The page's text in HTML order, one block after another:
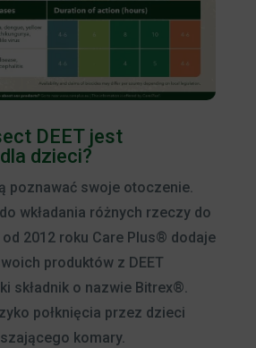
DEET jest
dzieci?
poznawać swoje otoczenie.
wkładania różnych rzeczy do
2012 roku Care Plus® dodaje
produktów z DEET
składnik o nazwie Bitrex®.
połknięcia przez dzieci
komary.